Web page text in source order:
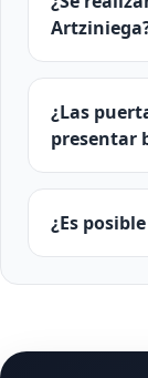
¿Las
presentar
¿Es